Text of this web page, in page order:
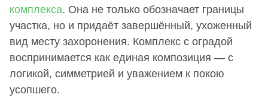
комплекса. Она не только обозначает границы
участка, но и придаёт завершённый, ухоженный
вид месту захоронения. Комплекс с оградой
воспринимается как единая композиция — с
логикой, симметрией и уважением к покою
усопшего.